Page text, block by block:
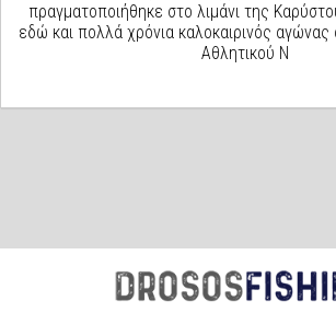
πραγματοποιήθηκε στο λιμάνι της
εδώ και πολλά χρόνια καλοκαιρινός αγώνας
Αθλητικού Ν